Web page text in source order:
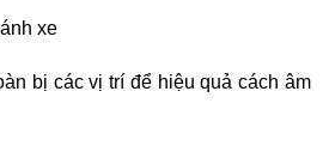
xe
bị các vị trí để hiệu quả cách âm